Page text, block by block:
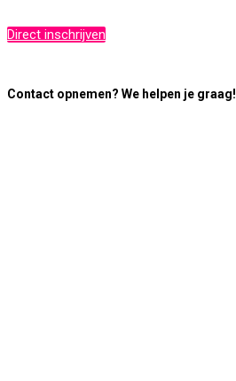
Direct inschrijven
Contact opnemen? We helpen je graag!